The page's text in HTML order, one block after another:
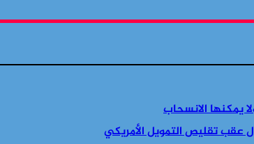
يمكنها الانسحاب
عقب تقليص التمويل الأمريكي